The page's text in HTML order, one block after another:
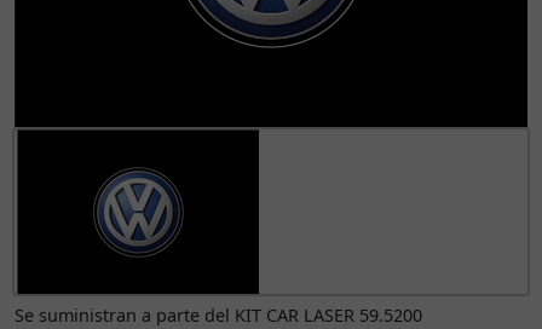
Se suministran a parte del KIT CAR LASER 59.5200